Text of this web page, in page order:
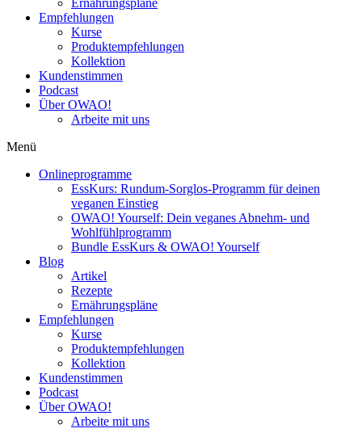
Ernährungspläne
Empfehlungen
Kurse
Produktempfehlungen
Kollektion
Kundenstimmen
Podcast
Über OWAO!
Arbeite mit uns
Menü
Onlineprogramme
EssKurs: Rundum-Sorglos-Programm für deinen
veganen Einstieg
OWAO! Yourself: Dein veganes Abnehm- und
Wohlfühlprogramm
Bundle EssKurs & OWAO! Yourself
Blog
Artikel
Rezepte
Ernährungspläne
Empfehlungen
Kurse
Produktempfehlungen
Kollektion
Kundenstimmen
Podcast
Über OWAO!
Arbeite mit uns